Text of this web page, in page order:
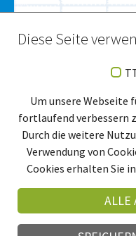
Diese Seite
Um unsere Webseite
fortlaufend verbessern
Durch die weitere
Verwendung von
Cookies erhalten Sie
ALLE